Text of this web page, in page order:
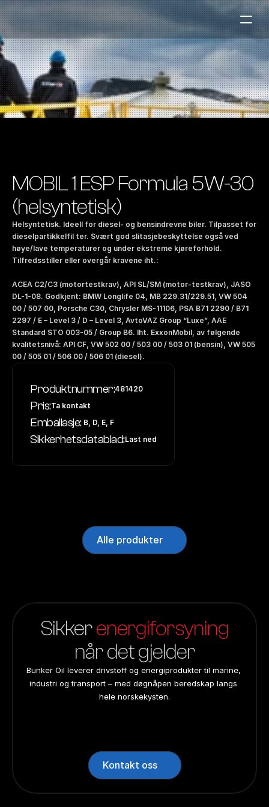
Marine
Auto & Industri
Bensinstasjoner
Våre Produkter
Om Selskapet
NO| EN
Kontakt oss
MOBIL 1 ESP Formula 5W-30
(helsyntetisk)
Helsyntetisk. Ideell for diesel- og bensindrevne biler. Tilpasset for
dieselpartikkelfil ter. Svært god slitasjebeskyttelse også ved
høye/lave temperaturer og under ekstreme kjøreforhold.
Tilfredsstiller eller overgår kravene iht.:
ACEA C2/C3 (motortestkrav), API SL/SM (motor-testkrav), JASO
DL-1-08. Godkjent: BMW Longlife 04, MB 229.31/229.51, VW 504
00 / 507 00, Porsche C30, Chrysler MS-11106, PSA B71 2290 / B71
2297 / E – Level 3 / D – Level 3, AvtoVAZ Group “Luxe”, AAE
Standard STO 003-05 / Group B6. Iht. ExxonMobil, av følgende
kvalitetsnivå: API CF, VW 502 00 / 503 00 / 503 01 (bensin), VW 505
00 / 505 01 / 506 00 / 506 01 (diesel).
Produktnummer:481420
Pris:Ta kontakt
Emballasje: B, D, E, F
Sikkerhetsdatablad:Last ned
Alle produkter
Sikker energiforsyning
når det gjelder
Bunker Oil leverer drivstoff og energiprodukter til marine,
industri og transport – med døgnåpen beredskap langs
hele norskekysten.
Kontakt oss